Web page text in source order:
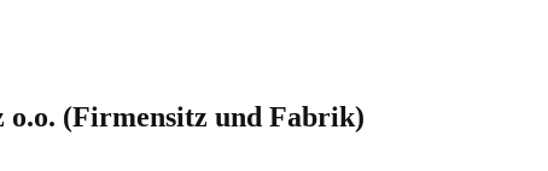
o.o. (Firmensitz und Fabrik)